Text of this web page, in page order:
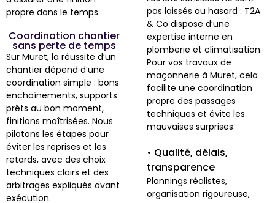
propre dans le temps.
Coordination chantier
sans perte de temps
Sur Muret, la réussite d’un
chantier dépend d’une
coordination simple : bons
enchaînements, supports
prêts au bon moment,
finitions maîtrisées. Nous
pilotons les étapes pour
éviter les reprises et les
retards, avec des choix
techniques clairs et des
arbitrages expliqués avant
exécution.
pas laissés au hasard : T2A
& Co dispose d’une
expertise interne en
plomberie et climatisation.
Pour vos travaux de
maçonnerie à Muret, cela
facilite une coordination
propre des passages
techniques et évite les
mauvaises surprises.
• Qualité, délais,
transparence
Plannings réalistes,
organisation rigoureuse,